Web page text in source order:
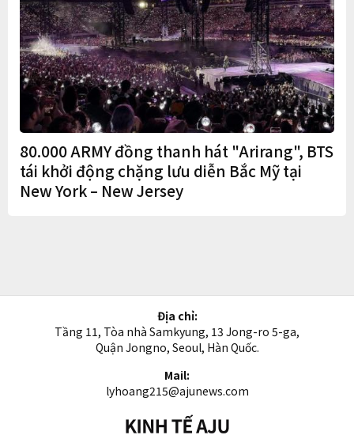
80.000 ARMY đồng thanh hát "Arirang", BTS
tái khởi động chặng lưu diễn Bắc Mỹ tại
New York – New Jersey
Địa chỉ:
Tầng 11, Tòa nhà Samkyung, 13 Jong-ro 5-ga,
Quận Jongno, Seoul, Hàn Quốc.
Mail:
lyhoang215@ajunews.com
Kinh